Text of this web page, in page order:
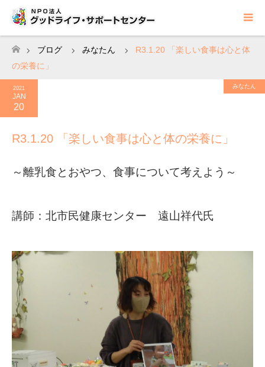
ホーム
ブログ みなたん
R3.1.20 「楽しい食事は心と体
の栄養に」
2021
JAN
20
みなたん
R3.1.20 「楽しい食事は心と体の栄養に」
～離乳食とおやつ、食事について考えよう～
講師：北市民健康センター 遠山祥代氏